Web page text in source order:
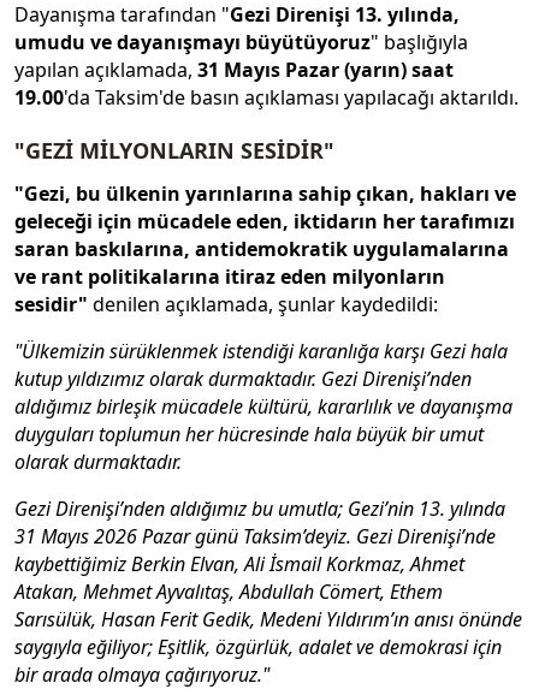
Dayanışma tarafından "Gezi Direnişi 13. yılında,
umudu ve dayanışmayı büyütüyoruz" başlığıyla
yapılan açıklamada, 31 Mayıs Pazar (yarın) saat
19.00'da Taksim'de basın açıklaması yapılacağı aktarıldı.
"GEZİ MİLYONLARIN SESİDİR"
"Gezi, bu ülkenin yarınlarına sahip çıkan, hakları ve
geleceği için mücadele eden, iktidarın her tarafımızı
saran baskılarına, antidemokratik uygulamalarına
ve rant politikalarına itiraz eden milyonların
sesidir" denilen açıklamada, şunlar kaydedildi:
"Ülkemizin sürüklenmek istendiği karanlığa karşı Gezi hala
kutup yıldızımız olarak durmaktadır. Gezi Direnişi’nden
aldığımız birleşik mücadele kültürü, kararlılık ve dayanışma
duyguları toplumun her hücresinde hala büyük bir umut
olarak durmaktadır.
Gezi Direnişi’nden aldığımız bu umutla; Gezi’nin 13. yılında
31 Mayıs 2026 Pazar günü Taksim’deyiz. Gezi Direnişi’nde
kaybettiğimiz Berkin Elvan, Ali İsmail Korkmaz, Ahmet
Atakan, Mehmet Ayvalıtaş, Abdullah Cömert, Ethem
Sarısülük, Hasan Ferit Gedik, Medeni Yıldırım’ın anısı önünde
saygıyla eğiliyor; Eşitlik, özgürlük, adalet ve demokrasi için
bir arada olmaya çağırıyoruz."